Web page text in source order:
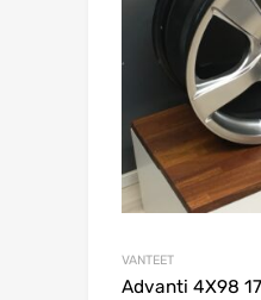
VANTEET
Advanti 4X98